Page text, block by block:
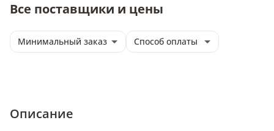
Все поставщики и цены
Минимальный заказ Способ оплаты
Описание